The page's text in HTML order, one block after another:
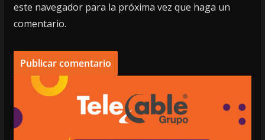
este navegador para la próxima vez que haga un
comentario.